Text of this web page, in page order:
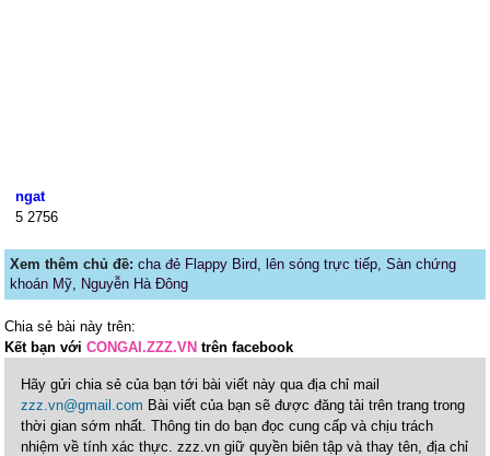
ngat
5 2756
Xem thêm chủ đề:cha đẻ Flappy Bird, lên sóng trực tiếp,Sàn chứng
khoán Mỹ, Nguyễn Hà Đông
Chia sẻ bài này trên:
Kết bạn vớiCONGAI.ZZZ.VN trên facebook
Hãy gửi chia sẻ của bạn tới bài viết này qua địa chỉ mail
zzz.vn@gmail.com Bài viết của bạn sẽ được đăng tải trên trang trong
thời gian sớm nhất. Thông tin do bạn đọc cung cấp và chịu trách
nhiệm về tính xác thực. zzz.vn giữ quyền biên tập và thay tên, địa chỉ